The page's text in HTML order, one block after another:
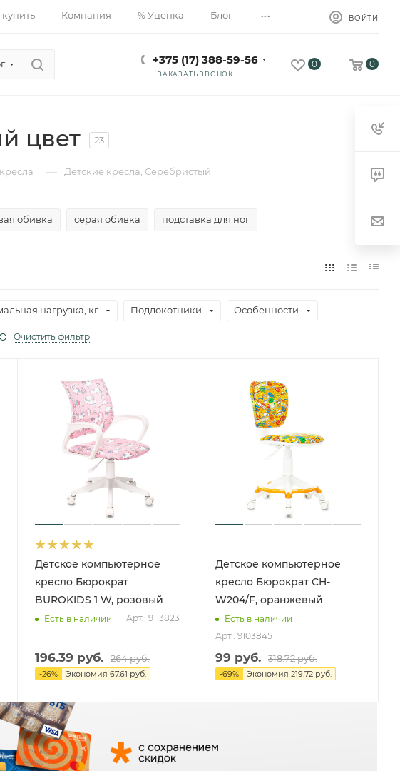
Компания % Уценка Блог ... ВОЙТИ
+375 (17) 388-59-56
ЗАКАЗАТЬ ЗВОНОК
0 0
цвет 23
— Детские кресла, Серебристый
обивка серая обивка подставка для ног
нагрузка, кг Подлокотники Особенности
Очистить фильтр
Детское компьютерное
кресло Бюрократ
BUROKIDS 1 W, розовый
Есть в наличии Арт.: 9113823
196.39 руб. 264руб.
-26% Экономия 67.61 руб.
Детское компьютерное
кресло Бюрократ CH-
W204/F, оранжевый
Есть в наличии
Арт.: 9103845
99 руб. 318.72руб.
-69% Экономия 219.72 руб.